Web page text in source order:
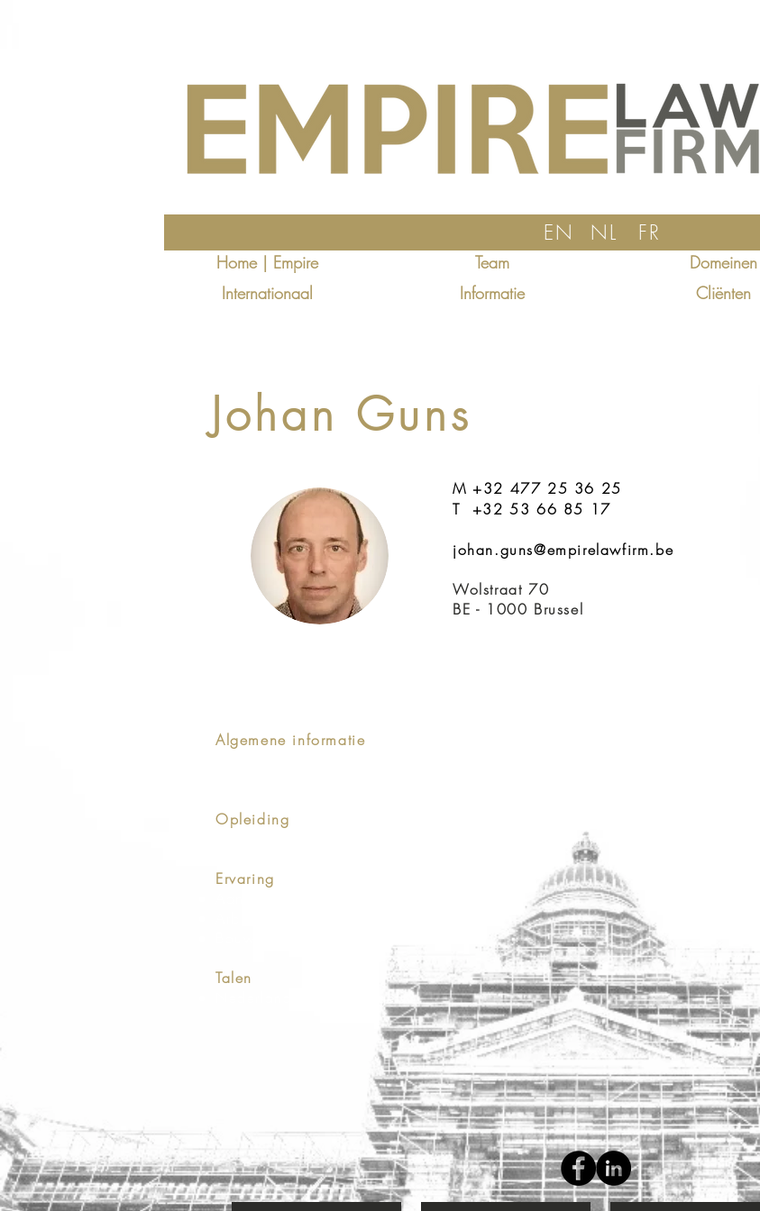
EN FR
NL
Internationaal
Home | Empire
Informatie
Team
Domeinen
Cliënten
Algemene informatie
Opleiding
Universiteit: Master in de Rechten aan de Vrije Universtiteit te Brussel (VUB)
Ervaring
Talen
Nederlands, Frans, Engels
Johan Guns
M +32 477 25 36 25
T +32 53 66 85 17
johan.guns@empirelawfirm.be
Wolstraat 70
BE - 1000 Brussel